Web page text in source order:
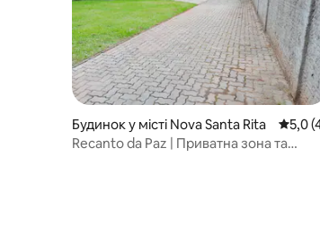
Будинок у місті Nova Santa Rita
5,0
Recanto da Paz | Приватна зона та